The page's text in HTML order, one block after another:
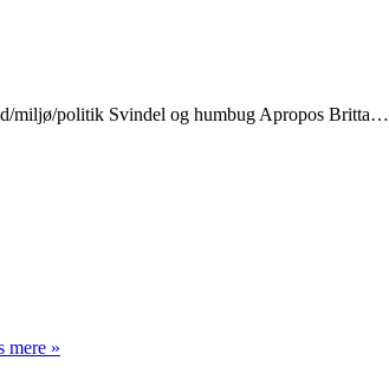
miljø/politik Svindel og humbug Apropos Britta…
mere »